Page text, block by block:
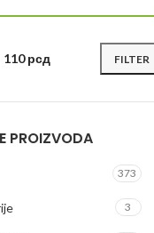
FILTER
110 рсд
PROIZVODA
373
3